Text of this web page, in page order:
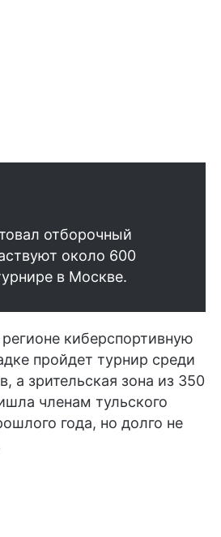
отборочный
около 600
в Москве.
киберспортивную
пройдет турнир среди
а зрительская зона из 350
членам тульского
года, но долго не